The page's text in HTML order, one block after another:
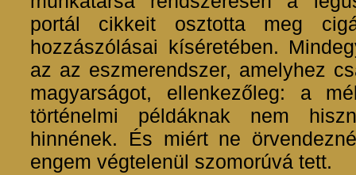
portál cikkeit osztotta meg
hozzászólásai kíséretében.
az az eszmerendszer, amelyhez
magyarságot, ellenkezőleg: a
történelmi példáknak nem
hinnének. És miért ne
engem végtelenül szomorúvá tett.